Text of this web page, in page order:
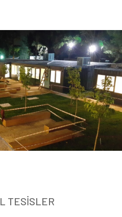
TESİSLER